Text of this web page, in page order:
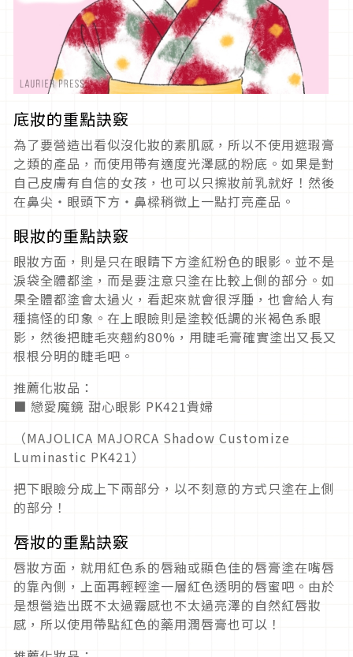
底妝的重點訣竅
為了要營造出看似沒化妝的素肌感，所以不使用遮瑕膏
之類的產品，而使用帶有適度光澤感的粉底。如果是對
自己皮膚有自信的女孩，也可以只擦妝前乳就好！然後
在鼻尖・眼頭下方・鼻樑稍微上一點打亮產品。
眼妝的重點訣竅
眼妝方面，則是只在眼睛下方塗紅粉色的眼影。並不是
淚袋全體都塗，而是要注意只塗在比較上側的部分。如
果全體都塗會太過火，看起來就會很浮腫，也會給人有
種搞怪的印象。在上眼瞼則是塗較低調的米褐色系眼
影，然後把睫毛夾翹約80%，用睫毛膏確實塗出又長又
根根分明的睫毛吧。
推薦化妝品：
■ 戀愛魔鏡 甜心眼影 PK421貴婦
（MAJOLICA MAJORCA Shadow Customize
Luminastic PK421）
把下眼瞼分成上下兩部分，以不刻意的方式只塗在上側
的部分！
唇妝的重點訣竅
唇妝方面，就用紅色系的唇釉或顯色佳的唇膏塗在嘴唇
的靠內側，上面再輕輕塗一層紅色透明的唇蜜吧。由於
是想營造出既不太過霧感也不太過亮澤的自然紅唇妝
感，所以使用帶點紅色的藥用潤唇膏也可以！